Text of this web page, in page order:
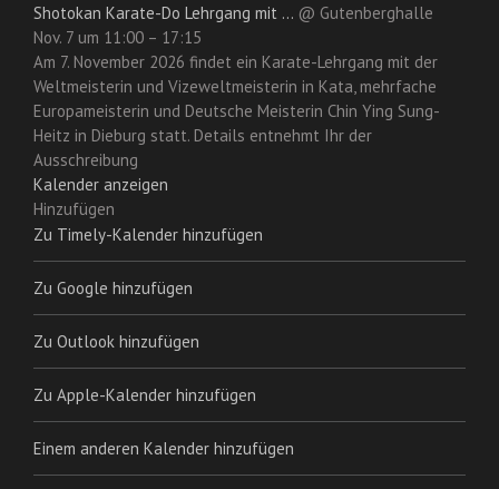
Shotokan Karate-Do Lehrgang mit ... @ Gutenberghalle
Nov. 7 um 11:00 – 17:15
Am 7. November 2026 findet ein Karate-Lehrgang mit der
Weltmeisterin und Vizeweltmeisterin in Kata, mehrfache
Europameisterin und Deutsche Meisterin Chin Ying Sung-
Heitz in Dieburg statt. Details entnehmt Ihr der
Ausschreibung
Kalender anzeigen
Hinzufügen
Zu Timely-Kalender hinzufügen
Zu Google hinzufügen
Zu Outlook hinzufügen
Zu Apple-Kalender hinzufügen
Einem anderen Kalender hinzufügen